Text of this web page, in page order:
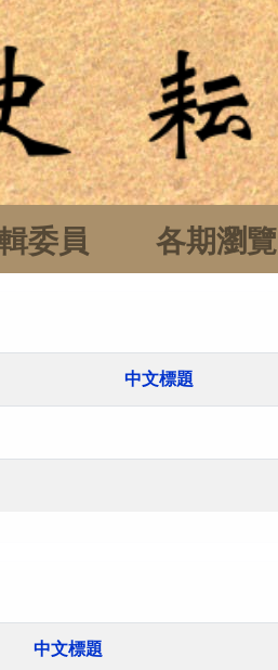
委員 各期瀏覽
中文標題
中文標題